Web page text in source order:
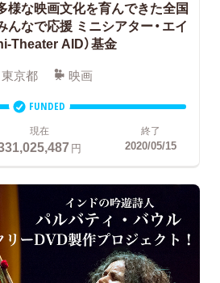
様な映画文化を育んできた全国
んなで応援ミニシアター・エイ
Theater AID）基金
東京都 映画
FUNDED
現在
円
終了
2020/05/15